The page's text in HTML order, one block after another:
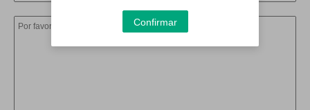
Confirmar